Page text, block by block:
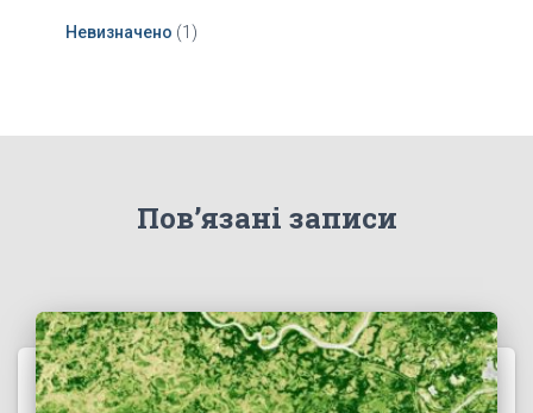
Невизначено (1)
Пов’язані записи